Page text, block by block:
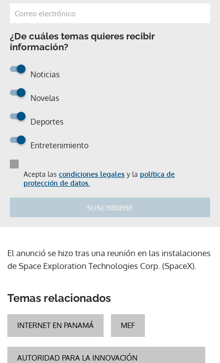
¿De cuáles temas quieres recibir
información?
Noticias
Novelas
Deportes
Entretenimiento
Acepta las condiciones legales y la política de
protección de datos.
SUSCRIBIRSE
El anunció se hizo tras una reunión en las instalaciones
de Space Exploration Technologies Corp. (SpaceX).
Temas relacionados
INTERNET EN PANAMÁ MEF
AUTORIDAD PARA LA INNOVACIÓN